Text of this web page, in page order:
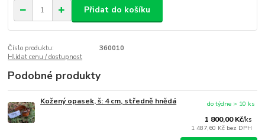
Přidat do košíku
Číslo produktu:
360010
Hlídat cenu / dostupnost
Podobné produkty
Kožený opasek, š: 4 cm, středně hnědá
1 800,00 Kč/ks
1 487,60 Kč bez DPH
do týdne > 10 ks